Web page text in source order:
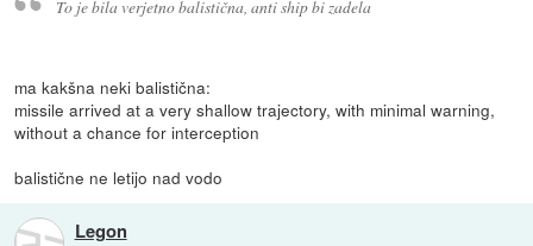
To je bila verjetno balistična, anti ship bi zadela
ma kakšna neki balistična:
missile arrived at a very shallow trajectory, with minimal warning,
without a chance for interception
balistične ne letijo nad vodo
Legon